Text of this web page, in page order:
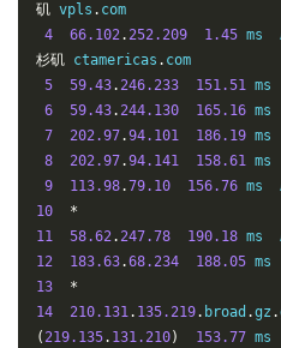
矶 vpls . com
4
66.102.252.209 1.45 ms
杉矶 ctamericas . com
5
59.43.246.233 151.51 ms
6
59.43.244.130 165.16 ms
7
202.97.94.101 186.19 ms
8
202.97.94.141 158.61 ms
9
113.98.79.10 156.76 ms
10
*
11
58.62.247.78 190.18 ms
12
183.63.68.234 188.05 ms
13
*
14
210.131. 135.219. broad .gz .
(219.135. 131.210) 153.77 ms